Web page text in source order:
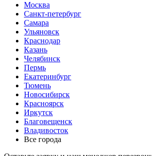
Москва
Санкт-петербург
Самара
Ульяновск
Краснодар
Казань
Челябинск
Пермь
Екатеринбург
Тюмень
Новосибирск
Красноярск
Иркутск
Благовещенск
Владивосток
Все города